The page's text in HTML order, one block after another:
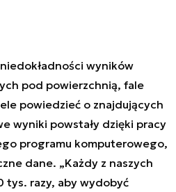
wyników
pod powierzchnią, fale
powiedzieć o znajdujących
wyniki powstały dzięki pracy
programu komputerowego,
dane. „Każdy z naszych
tys. razy, aby wydobyć